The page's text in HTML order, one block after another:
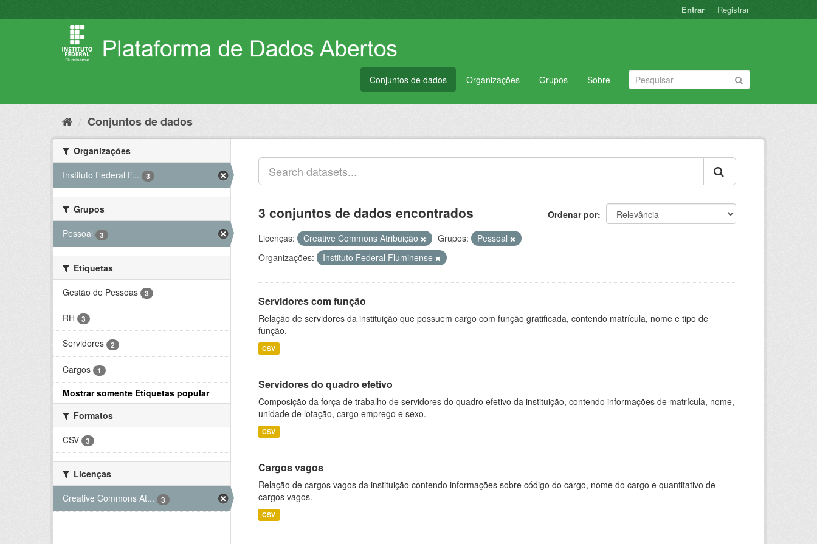
para
Entrar Registrar
Conjuntos de dados Organizações Grupos Sobre
Conjuntos de dados
Organizações
Instituto Federal F...
3
Grupos
Pessoal
3
Etiquetas
Gestão de Pessoas
3
RH 3
Servidores 2
Cargos 1
Mostrar somente Etiquetas popular
Formatos
CSV
3
Licenças
Creative Commons At...
3
Ordenar por
3 conjuntos de dados encontrados
Licenças: Creative Commons Atribuição Grupos:
Pessoal
Organizações:
Instituto Federal Fluminense
Servidores com função
Relação de servidores da instituição que possuem cargo com função gratificada, contendo matrícula, nome e tipo de
função.
CSV
Servidores do quadro efetivo
Composição da força de trabalho de servidores do quadro efetivo da instituição, contendo informações de matrícula, nome,
unidade de lotação, cargo emprego e sexo.
CSV
Cargos vagos
Relação de cargos vagos da instituição contendo informações sobre código do cargo, nome do cargo e quantitativo de
cargos vagos.
CSV